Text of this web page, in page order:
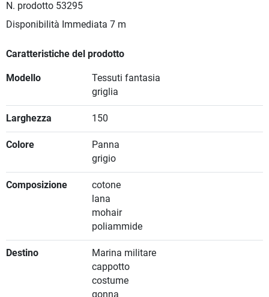
N. prodotto 53295
Disponibilità Immediata 7 m
Caratteristiche del prodotto
Modello
Tessuti fantasia
griglia
Larghezza 150
Colore
Panna
grigio
Composizione
cotone
lana
mohair
poliammide
Destino
Marina militare
cappotto
costume
gonna